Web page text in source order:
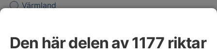
Den här delen av 1177 riktar
Värmland
Västernorrland